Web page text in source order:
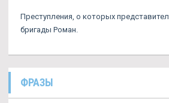
Преступления, о которых
бригады Роман.
ФРАЗЫ